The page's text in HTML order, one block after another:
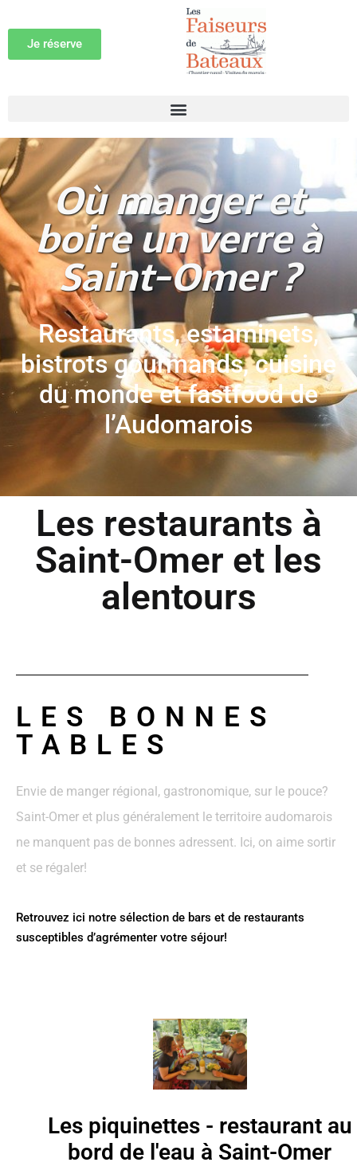
Je réserve
Où manger et
boire un verre à
Saint-Omer ?
Restaurants, estaminets,
bistrots gourmands, cuisine
du monde et fastfood de
l’Audomarois
Les restaurants à
Saint-Omer et les
alentours
LES BONNES
TABLES
Envie de manger régional, gastronomique, sur le pouce?
Saint-Omer et plus généralement le territoire audomarois
ne manquent pas de bonnes adressent. Ici, on aime sortir
et se régaler!
Retrouvez ici notre sélection de bars et de restaurants
susceptibles d’agrémenter votre séjour!
Les piquinettes - restaurant au
bord de l'eau à Saint-Omer